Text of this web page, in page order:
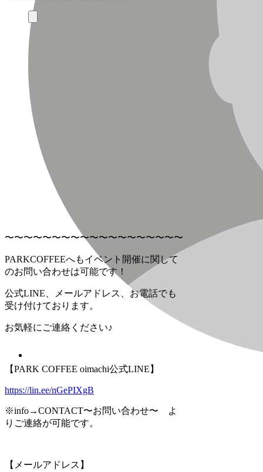
〜〜〜〜〜〜〜〜〜〜〜〜〜〜〜〜〜〜〜
PARKCOFFEEへもイベント開催に関して
のお問い合わせは可能です！
公式LINE、メールアドレス、お電話でも
受け付けております。
お気軽にご連絡ください♪
【PARK COFFEE oimachi公式LINE】
https://lin.ee/nGePIXgB
※info→CONTACT〜お問い合わせ〜 よ
りご連絡が可能です。
【メールアドレス】